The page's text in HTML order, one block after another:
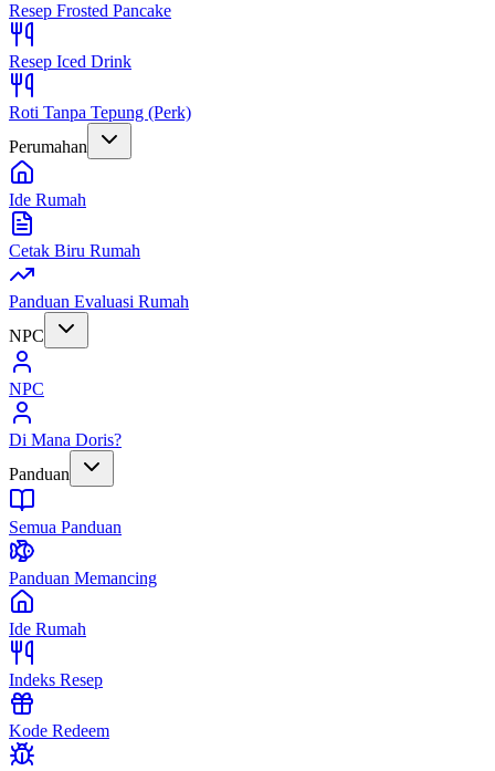
Resep Frosted Pancake
Resep Iced Drink
Roti Tanpa Tepung (Perk)
Perumahan
Ide Rumah
Cetak Biru Rumah
Panduan Evaluasi Rumah
NPC
NPC
Di Mana Doris?
Panduan
Semua Panduan
Panduan Memancing
Ide Rumah
Indeks Resep
Kode Redeem